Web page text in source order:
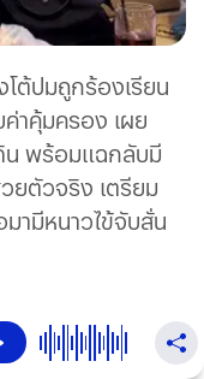
ต้ปมถูกร้องเรียน
ค่าคุ้มครอง เผย
น พร้อมแฉกลับมี
ยตัวจริง เตรียม
ามีหนาวไข้จับสั่น